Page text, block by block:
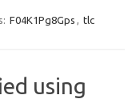
F04K1Pg8Gps , tlc
using